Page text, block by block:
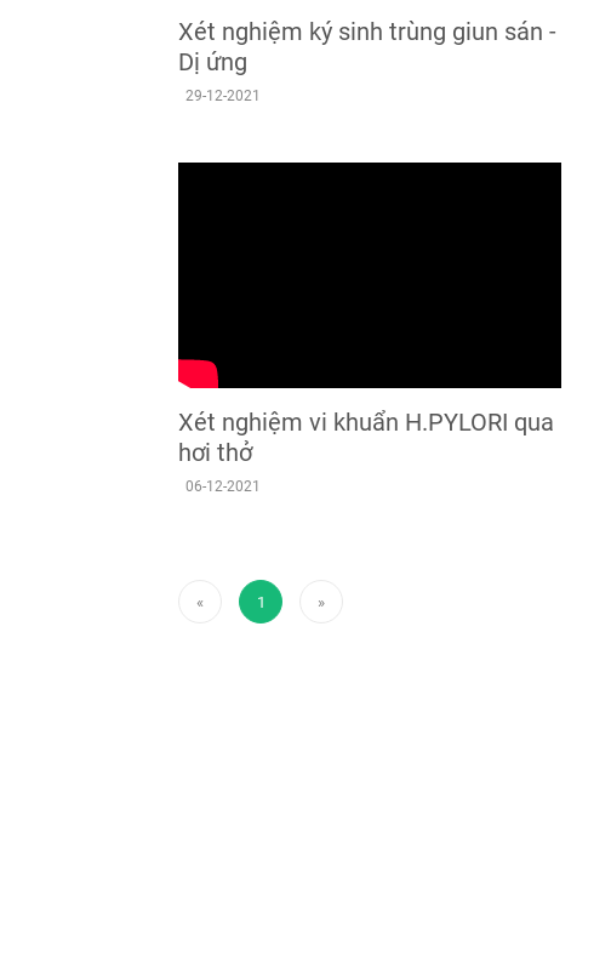
Xét nghiệm ký sinh trùng giun sán -
Dị ứng
29-12-2021
Xét nghiệm vi khuẩn H.PYLORI qua
hơi thở
06-12-2021
«
Previous
1 »
Next